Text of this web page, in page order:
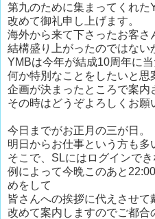
第九のために集まってくれた
改めて御礼申し上げます。
海外から来て下さったお客さ
結構盛り上がったのではない
YMBは今年が結成10周年に当
何か特別なことをしたいと思
企画が決まったところで案内
その時はどうぞよろしくお願
今日までがお正月の三が日。
明日からお仕事という方も多
そこで、SLにはログインでき
例によって今晩このあと
めをして
皆さんへの挨拶に代えさせて
改めて案内しますのでご都合